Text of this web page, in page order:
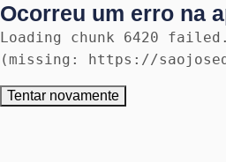
Ocorreu um erro na
Loading chunk 6420 failed.
(missing: https://
Tentar novamente